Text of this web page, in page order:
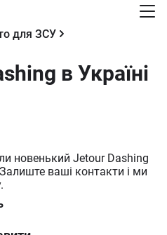
для ЗСУ
в Україні
новенький Jetour Dashing
ваші контакти і ми